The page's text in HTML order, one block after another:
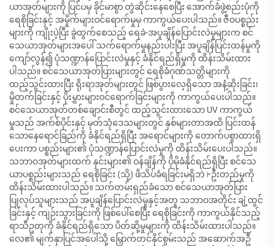
ယာအုတ်များကို ပြင်ပမှ ခိုင်မာစွာ တွဲဆိုင်းနေစေပြီး အောက်ခံဖွဲ့စည်းပုံကို
ရေစိုခြင်းနှင့် အမှိုက်များဝင်ရောက်မှုမှ ကာကွယ်ပေးပါသည်။ ဇီဝပစ္စည်း
များကို ကျိုးပဲ့ပြီး ခွဲထွက်စေသည့် ရေခဲ-အပူချိန်ပြောင်းလဲမှုများက စင်
သေယာအုတ်များအပေါ် သက်ရောက်မှုနည်းပါးပြီး အပူချိန်ပြင်းထန်မှုကို
ကျော်လွန်၍ ပုံသဏ္ဍာန်ပြောင်းလဲမှုနှင့် ခံနိုင်ရည်ရှိမှုကို ထိန်းသိမ်းထား
ပါသည်။ စင်သေယာအုတ်ပြားများတွင် ရေစိုခံဂုဏ်သတ္တိများကို
ထည့်သွင်းထားပြီး ရိုးရာအုတ်များတွင် ဖြစ်ပွားလေ့ရှိသော အနံ့ဆိုးခြင်း၊
မှိုတက်ခြင်းနှင့် ပိုးမွှားများဝင်ရောက်ခြင်းများကို ကာကွယ်ပေးပါသည်။
စင်သေယာအုတ်တစ်ချောင်းစီတွင် ထည့်သွင်းထားသော UV ကာကွယ်
မှုသည် အက်စ်ပိုင်းနှင့် မုတ်သုံဒေသများတွင် နှစ်များတာအထိ ပြင်းထန်
သောနေရောင်ခြည်ကို ခံနိုင်ရည်ရှိပြီး အရောင်များကို တောက်ပစွာထားရှိ
ပေးကာ ပစ္စည်းများ၏ ပုံသဏ္ဍာန်ပြောင်းလဲမှုကို ထိန်းသိမ်းပေးပါသည်။
သဘာဝအုတ်များထက် နှင်းများ၏ ဝန်ချိန်ကို ပိုမိုခံနိုင်ရည်ရှိပြီး စင်သေ
ယာပစ္စည်းများသည် ရေစိုခြင်း (သို့) ဖိသိပ်ခံရခြင်းမရှိဘဲ Ꭸဦးတည်မှုကို
ထိန်းသိမ်းထားပါသည်။ သက်တမ်းရှည်ခံသော စင်သေယာအုတ်ပြား
ပြုလုပ်သူများသည် အပူချိန်ပြောင်းလဲမှုနှင့်အတူ သဘာဝအတိုင်း ချဲ့ထွင်
ခြင်းနှင့် ကျဉ်းသွားခြင်းကို ဖြစ်ပေါ်စေပြီး ရေစိုခြင်းကို ကာကွယ်နိုင်သည့်
ရာသီဥတုကို ခံနိုင်ရည်ရှိသော ပိတ်ဆို့မှုများကို ထိန်းသိမ်းထားပါသည်။
လေ၏ မျက်နှာပြင်အပေါ်သို့ မြှောက်တင်နိုင်စွမ်းသည် အဆောက်အဦ